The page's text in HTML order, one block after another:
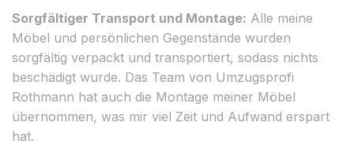
Sorgfältiger Transport und Montage: Alle meine
Möbel und persönlichen Gegenstände wurden
sorgfältig verpackt und transportiert, sodass nichts
beschädigt wurde. Das Team von Umzugsprofi
Rothmann hat auch die Montage meiner Möbel
übernommen, was mir viel Zeit und Aufwand erspart
hat.